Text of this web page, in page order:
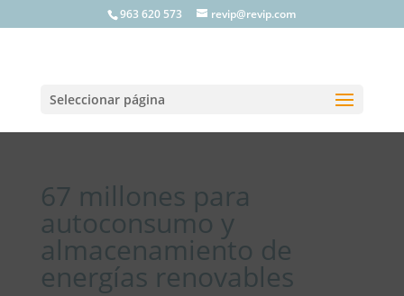
963 620 573 revip@revip.com
Seleccionar página
67 millones para
autoconsumo y
almacenamiento de
energías renovables